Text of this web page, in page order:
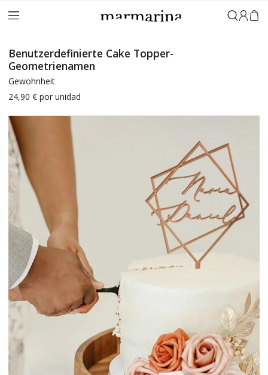
Benutzerdefinierte Cake Topper-
Geometrienamen
Gewohnheit
24,90 € por unidad